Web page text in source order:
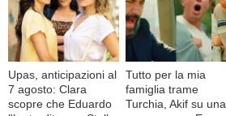
Upas, anticipazioni al
7 agosto: Clara
scopre che Eduardo
Tutto per la mia
famiglia trame
Turchia, Akif su una